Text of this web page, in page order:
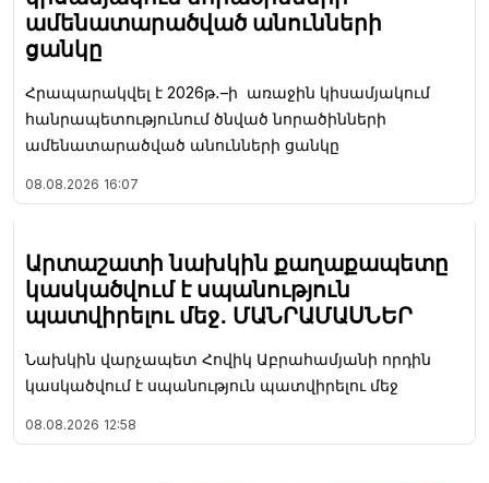
ամենատարածված անունների
ցանկը
Հրապարակվել է 2026թ․–ի առաջին կիսամյակում
հանրապետությունում ծնված նորածինների
ամենատարածված անունների ցանկը
08.08.2026 16:07
Արտաշատի նախկին քաղաքապետը
կասկածվում է սպանություն
պատվիրելու մեջ․ ՄԱՆՐԱՄԱՍՆԵՐ
Նախկին վարչապետ Հովիկ Աբրահամյանի որդին
կասկածվում է սպանություն պատվիրելու մեջ
08.08.2026 12:58